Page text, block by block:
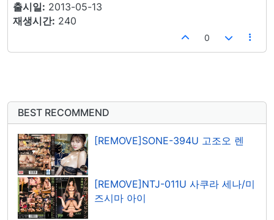
출시일: 2013-05-13
재생시간: 240
0
BEST RECOMMEND
[REMOVE]SONE-394U 고조오 렌
[REMOVE]NTJ-011U 사쿠라 세나/미
즈시마 아이